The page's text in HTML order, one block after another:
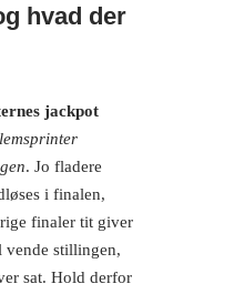
hvad der
jackpot
. Jo fladere
i finalen,
finaler tit giver
stillingen,
sat. Hold derfor